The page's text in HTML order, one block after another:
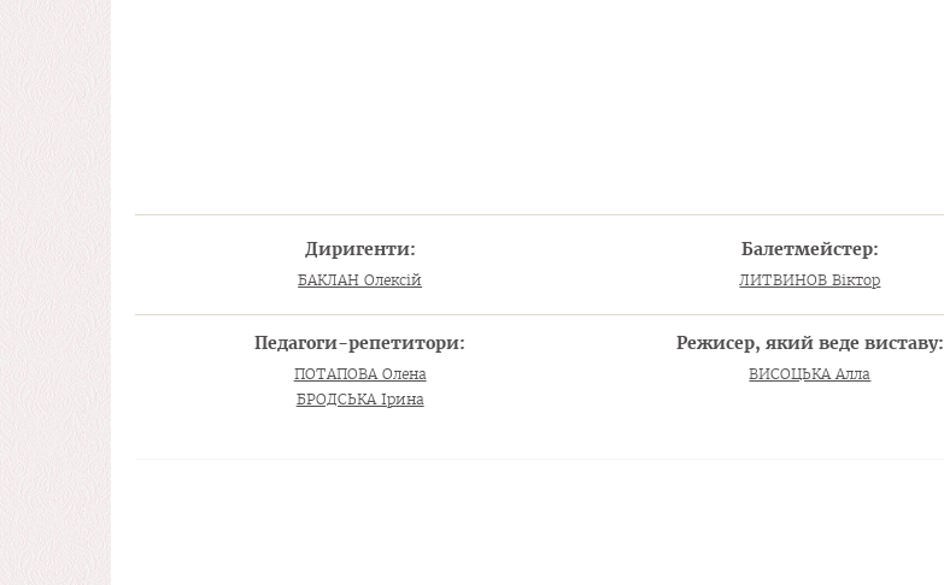
Диригенти:
БАКЛАН Олексій
Балетмейстер:
ЛИТВИНОВ Віктор
Педагоги-репетитори:
ПОТАПОВА Олена
БРОДСЬКА Ірина
Режисер, який веде виставу:
ВИСОЦЬКА Алла